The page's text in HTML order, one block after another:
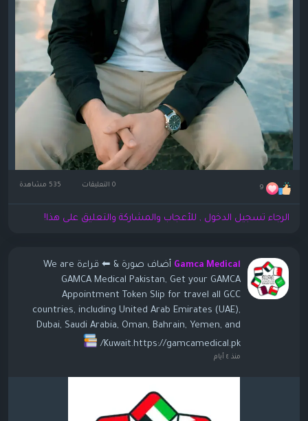
9 0 التعليقات
الرجاء تسجيل الدخول , للأعجاب والمشاركة والتعليق على هذا!
Gamca Medical أضاف صورة
& ⬅ قراءة We are
GAMCA Medical Pakistan, Get your GAMCA
Appointment Token Slip for travel all GCC
countries, including United Arab Emirates (UAE),
Dubai, Saudi Arabia, Oman, Bahrain, Yemen, and
Kuwait.https://gamcamedical.pk/
منذ ٤ أيام